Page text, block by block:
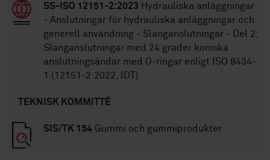
SS-ISO 12151-2:2023 Hydrauliska anläggningar
- Anslutningar för hydrauliska anläggningar och
generell användning - Slanganslutningar - Del 2:
Slanganslutningar med 24 grader koniska
anslutningsändar med O-ringar enligt ISO 8434-
1 (12151-2:2022, IDT)
TEKNISK KOMMITTÉ
SIS/TK 154 Gummi och gummiprodukter